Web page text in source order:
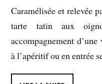
Caramélisée et relevée
tarte tatin aux
accompagnement
à l’apéritif ou en entrée